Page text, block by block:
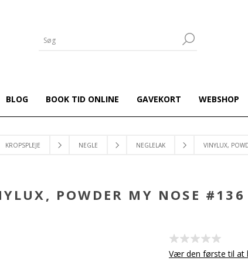
BLOG BOOK TID ONLINE GAVEKORT WEBSHOP
KROPSPLEJE NEGLE NEGLELAK VINYLUX,
POWDER MY NOSE #136
Vær den første til at